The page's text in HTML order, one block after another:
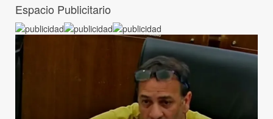
Espacio Publicitario